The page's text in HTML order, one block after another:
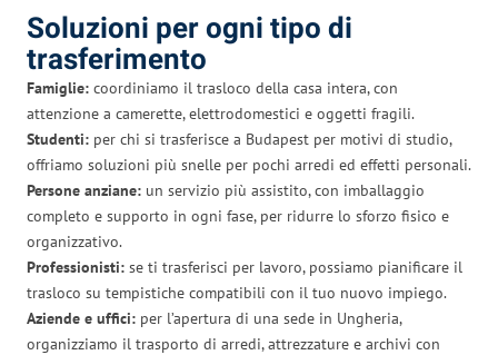
Soluzioni per ogni tipo di
trasferimento
Famiglie: coordiniamo il trasloco della casa intera, con
attenzione a camerette, elettrodomestici e oggetti fragili.
Studenti: per chi si trasferisce a Budapest per motivi di studio,
offriamo soluzioni più snelle per pochi arredi ed effetti personali.
Persone anziane: un servizio più assistito, con imballaggio
completo e supporto in ogni fase, per ridurre lo sforzo fisico e
organizzativo.
Professionisti: se ti trasferisci per lavoro, possiamo pianificare il
trasloco su tempistiche compatibili con il tuo nuovo impiego.
Aziende e uffici: per l’apertura di una sede in Ungheria,
organizziamo il trasporto di arredi, attrezzature e archivi con